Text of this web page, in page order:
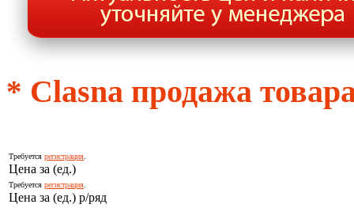
* Clasna продажа
Требуется регистрация
Цена за (ед.)
Требуется регистрация
Цена за (ед.) р/ряд